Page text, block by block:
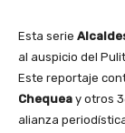
Esta serie
al auspicio del
Este reportaje
Chequea y otros
alianza